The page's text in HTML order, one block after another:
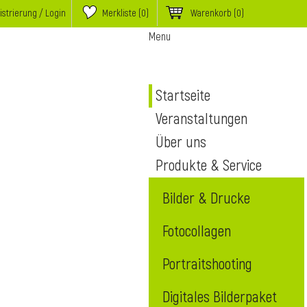
/ Login Merkliste (0) Warenkorb (0)
Menu
Startseite
Veranstaltungen
Über uns
Produkte & Service
Bilder & Drucke
Fotocollagen
Portraitshooting
Digitales Bilderpaket